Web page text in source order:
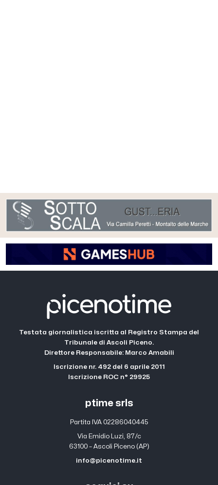
Testata giornalistica iscritta al Registro Stampa del
Tribunale di Ascoli Piceno.
Direttore Responsabile: Marco Amabili
Iscrizione nr. 492 del 6 aprile 2011
Iscrizione ROC n° 29925
ptime srls
Partita IVA 02286040445
Via Emidio Luzi, 87/c
63100 – Ascoli Piceno (AP)
info@picenotime.it